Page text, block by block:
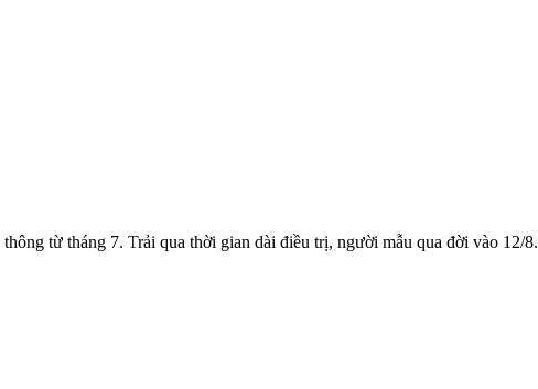
từ tháng 7. Trải qua thời gian dài điều trị, người mẫu qua đời vào 12/8.